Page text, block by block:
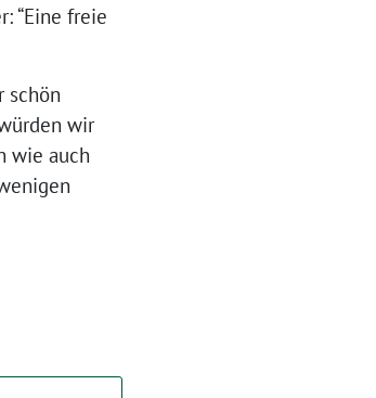
“Eine freie
schön
wir
wie auch